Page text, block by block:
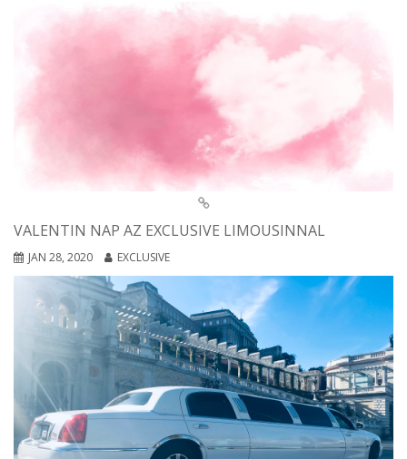
VALENTIN NAP AZ EXCLUSIVE LIMOUSINNAL
JAN 28, 2020 EXCLUSIVE